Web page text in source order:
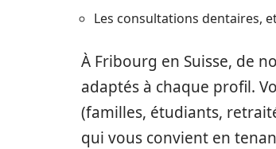
Les consultations dentaires,
À Fribourg en Suisse, de
adaptés à chaque profil.
(familles, étudiants,
qui vous convient en